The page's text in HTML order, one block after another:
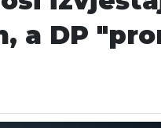
a DP